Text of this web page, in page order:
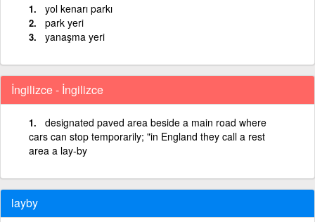
yol kenarı parkı
park yeri
yanaşma yeri
İngilizce - İngilizce
designated paved area beside a main road where
cars can stop temporarily; "in England they call a rest
area a lay-by
layby